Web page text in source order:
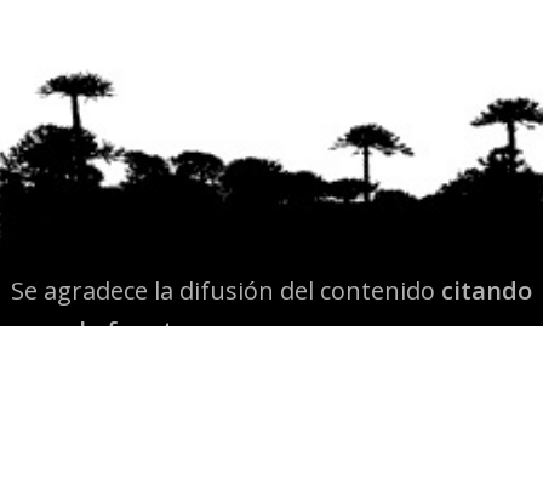
Se agradece la difusión del contenido citando
la fuente www.mapuexpress.org